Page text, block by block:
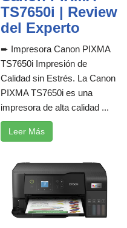
TS7650i | Review
del Experto
➨ Impresora Canon PIXMA
TS7650i Impresión de
Calidad sin Estrés. La Canon
PIXMA TS7650i es una
impresora de alta calidad ...
Leer Más